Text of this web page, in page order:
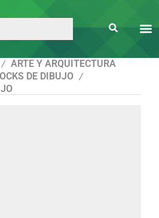
/ ARTE Y ARQUITECTURA
DE DIBUJO /